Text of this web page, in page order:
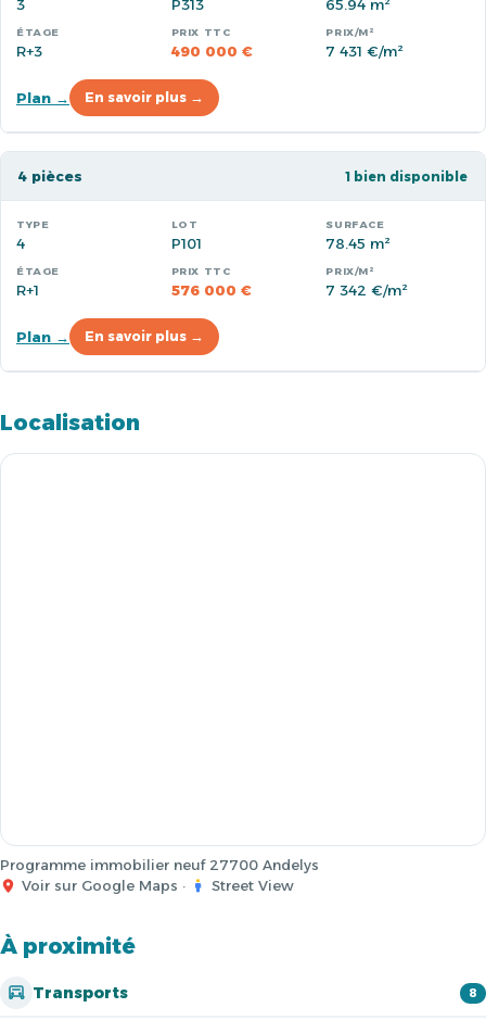
3 P313 65.94 m²
R+3 490 000 € 7 431 €/m²
Plan → En savoir plus →
4 pièces 1 bien disponible
4 P101 78.45 m²
R+1 576 000 € 7 342 €/m²
Plan → En savoir plus →
Localisation
Programme immobilier neuf 27700 Andelys
Voir sur Google Maps · Street View
À proximité
Transports 8